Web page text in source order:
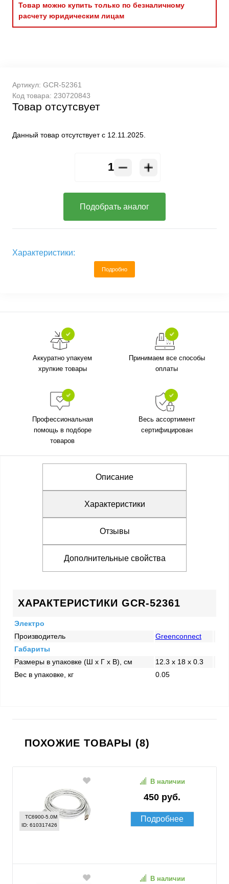
Товар можно купить только по безналичному
расчету юридическим лицам
Артикул: GCR-52361
Код товара: 230720843
Товар отсутсвует
Данный товар отсутствует с 12.11.2025.
Подобрать аналог
Характеристики:
Подробно
Аккуратно упакуем
хрупкие товары
Принимаем все способы
оплаты
Профессиональная
помощь в подборе
товаров
Весь ассортимент
сертифицирован
Описание
Характеристики
Отзывы
Дополнительные свойства
ХАРАКТЕРИСТИКИ GCR-52361
Электро
Производитель
Greenconnect
Габариты
Размеры в упаковке (Ш x Г x В), см
12.3 x 18 x 0.3
Вес в упаковке, кг
0.05
ПОХОЖИЕ ТОВАРЫ (8)
TC6900-5.0M
ID: 610317426
450 руб.
В наличии
Подробнее
В наличии